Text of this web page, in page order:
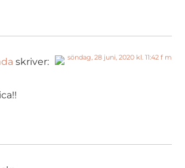
skriver:
Badge!
CleanTalk
söndag, 28 juni, 2020 kl. 11:42 f m